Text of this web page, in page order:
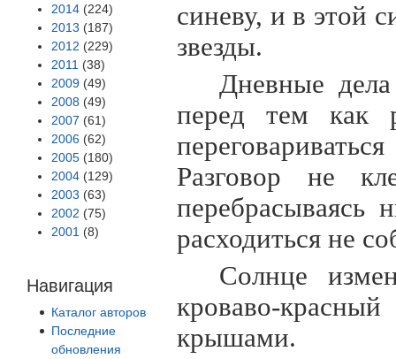
2014 (224)
2013 (187)
2012 (229)
2011 (38)
2009 (49)
2008 (49)
2007 (61)
2006 (62)
2005 (180)
2004 (129)
2003 (63)
2002 (75)
2001 (8)
Навигация
Каталог авторов
Последние
обновления
синеву, и в этой
звезды.
Дневные
перед тем как
Разговор не
перебрасываясь
расходиться не
Солнце
кроваво-
крышами.